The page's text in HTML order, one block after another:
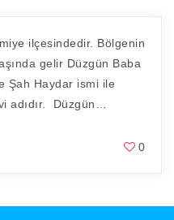
ilçesindedir. Bölgenin
gelir Düzgün Baba
Şah Haydar ismi ile
adıdır. Düzgün…
0